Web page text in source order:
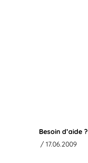
Besoin d’aide ?
/ 17.06.2009